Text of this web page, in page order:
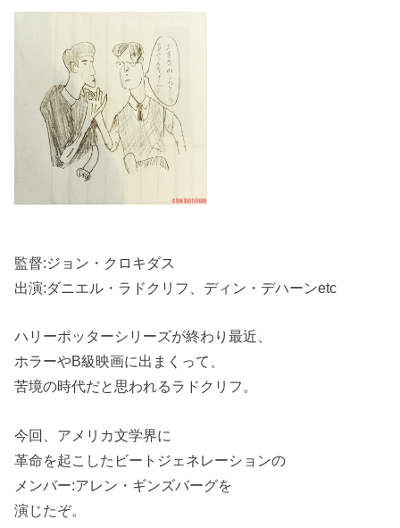
監督:ジョン・クロキダス
出演:ダニエル・ラドクリフ、ディン・デハーンetc
ハリーポッターシリーズが終わり最近、
ホラーやB級映画に出まくって、
苦境の時代だと思われるラドクリフ。
今回、アメリカ文学界に
革命を起こしたビートジェネレーションの
メンバー:アレン・ギンズバーグを
演じたぞ。